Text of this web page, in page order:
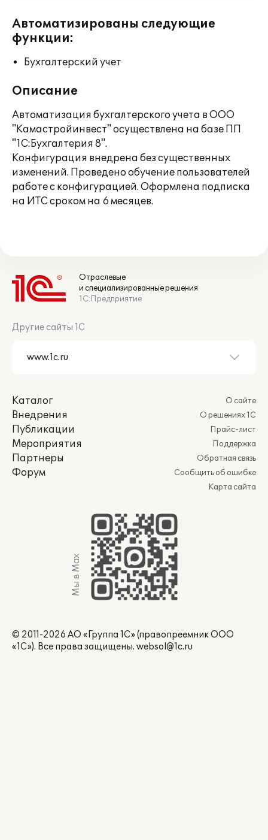
Автоматизированы следующие
функции:
Бухгалтерский учет
Описание
Автоматизация бухгалтерского учета в ООО
"Камастройинвест" осуществлена на базе ПП
"1С:Бухгалтерия 8".
Конфигурация внедрена без существенных
изменений. Проведено обучение пользователей
работе с конфигурацией. Оформлена подписка
на ИТС сроком на 6 месяцев.
Отраслевые
и специализированные решения
1С:Предприятие
Другие сайты 1С
Каталог
Внедрения
Публикации
Мероприятия
Партнеры
Форум
О сайте
О решениях 1С
Прайс-лист
Поддержка
Обратная связь
Сообщить об ошибке
Карта сайта
Мы в Max
© 2011-2026 АО «Группа 1С» (правопреемник ООО
«1С»). Все права защищены. websol@1c.ru